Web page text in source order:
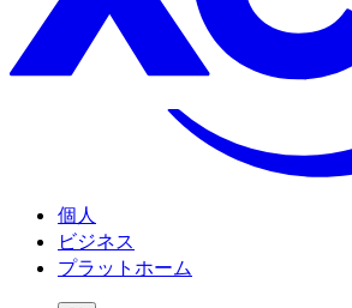
個人
ビジネス
プラットホーム